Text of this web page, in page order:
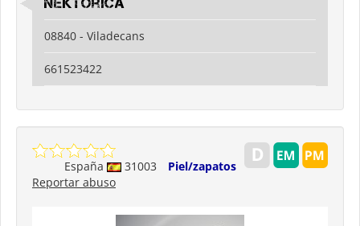
08840 - Viladecans
661523422
España 31003
Piel/zapatos
Reportar abuso